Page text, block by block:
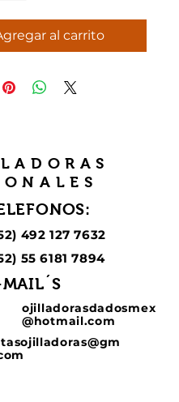
al carrito
492 127 7632
55 6181 7894
ojilladorasdadosmex
@hotmail.com